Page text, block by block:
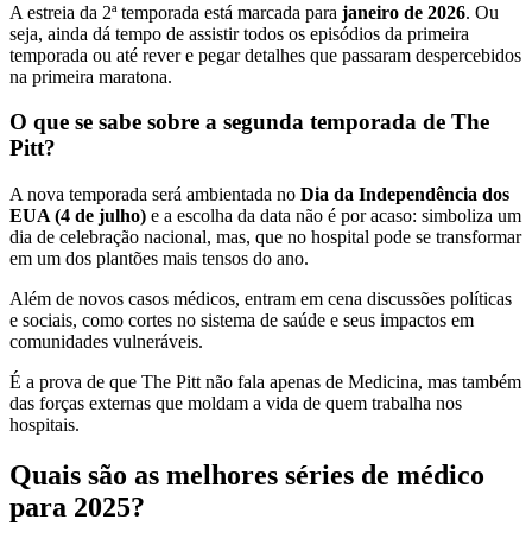
A estreia da 2ª temporada está marcada para janeiro de 2026. Ou
seja, ainda dá tempo de assistir todos os episódios da primeira
temporada ou até rever e pegar detalhes que passaram despercebidos
na primeira maratona.
O que se sabe sobre a segunda temporada de The
Pitt?
A nova temporada será ambientada no Dia da Independência dos
EUA (4 de julho) e a escolha da data não é por acaso: simboliza um
dia de celebração nacional, mas, que no hospital pode se transformar
em um dos plantões mais tensos do ano.
Além de novos casos médicos, entram em cena discussões políticas
e sociais, como cortes no sistema de saúde e seus impactos em
comunidades vulneráveis.
É a prova de que The Pitt não fala apenas de Medicina, mas também
das forças externas que moldam a vida de quem trabalha nos
hospitais.
Quais são as melhores séries de médico
para 2025?